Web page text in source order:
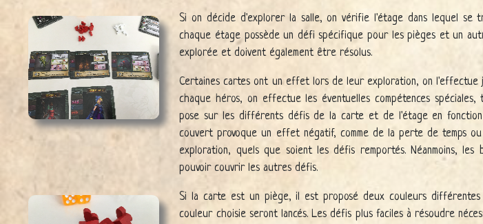
Si on décide d'explorer la salle, on vérifie l'étage dans lequel
chaque étage possède un défi spécifique pour les pièges et un
explorée et doivent également être résolus.
Certaines cartes ont un effet lors de leur exploration, on l'effectue
chaque héros, on effectue les éventuelles compétences
pose sur les différents défis de la carte et de l'étage en
couvert provoque un effet négatif, comme de la perte de temps
exploration, quels que soient les défis remportés. Néanmoins,
pouvoir couvrir les autres défis.
Si la carte est un piège, il est proposé deux couleurs
couleur choisie seront lancés. Les défis plus faciles à résoudre